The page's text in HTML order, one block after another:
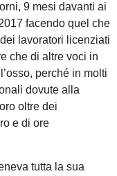
9 mesi davanti ai
facendo quel che
lavoratori licenziati
che di altre voci in
perché in molti
dovute alla
oltre dei
e di ore
tutta la sua